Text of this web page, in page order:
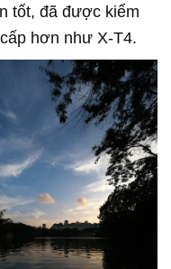
tốt, đã được kiểm
hơn như X-T4.